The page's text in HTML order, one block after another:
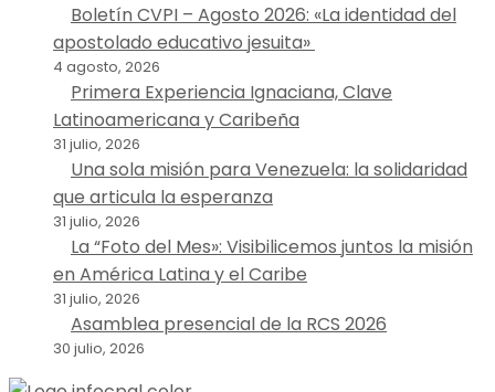
Boletín CVPI – Agosto 2026: «La identidad del
apostolado educativo jesuita»
4 agosto, 2026
Primera Experiencia Ignaciana, Clave
Latinoamericana y Caribeña
31 julio, 2026
Una sola misión para Venezuela: la solidaridad
que articula la esperanza
31 julio, 2026
La “Foto del Mes»: Visibilicemos juntos la misión
en América Latina y el Caribe
31 julio, 2026
Asamblea presencial de la RCS 2026
30 julio, 2026